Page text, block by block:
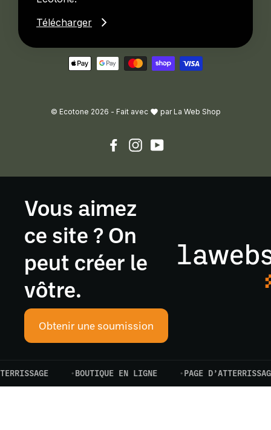
Télécharger
© Ecotone 2026 - Fait avec parLa Web Shop
FacebookInstagram
Vous aimez
ce site ? On
peut créer le
vôtre.
Obtenir une soumission
BOUTIQUE EN LIGNE PAGE D’ATTERRISSAGE